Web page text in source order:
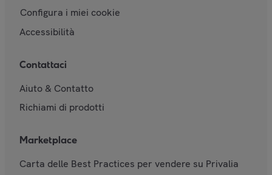
Configura i miei cookie
Accessibilità
Contattaci
Aiuto & Contatto
Richiami di prodotti
Marketplace
Carta delle Best Practices per vendere su Privalia